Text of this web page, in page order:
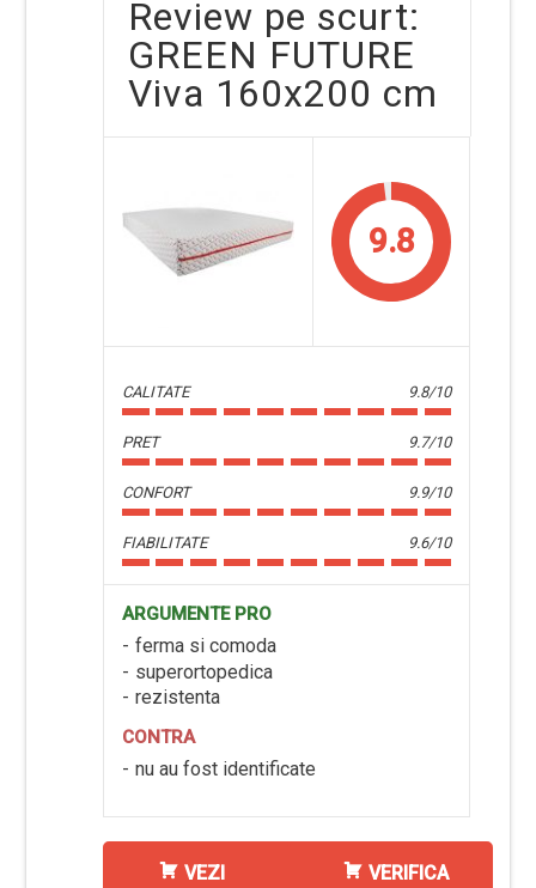
Review pe scurt:
GREEN FUTURE
Viva 160x200 cm
9.8
CALITATE 9.8/10
PRET 9.7/10
CONFORT 9.9/10
FIABILITATE 9.6/10
ARGUMENTE PRO
ferma si comoda
superortopedica
rezistenta
CONTRA
nu au fost identificate
VEZI
VERIFICA